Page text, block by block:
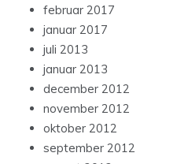
februar 2017
januar 2017
juli 2013
januar 2013
december 2012
november 2012
oktober 2012
september 2012